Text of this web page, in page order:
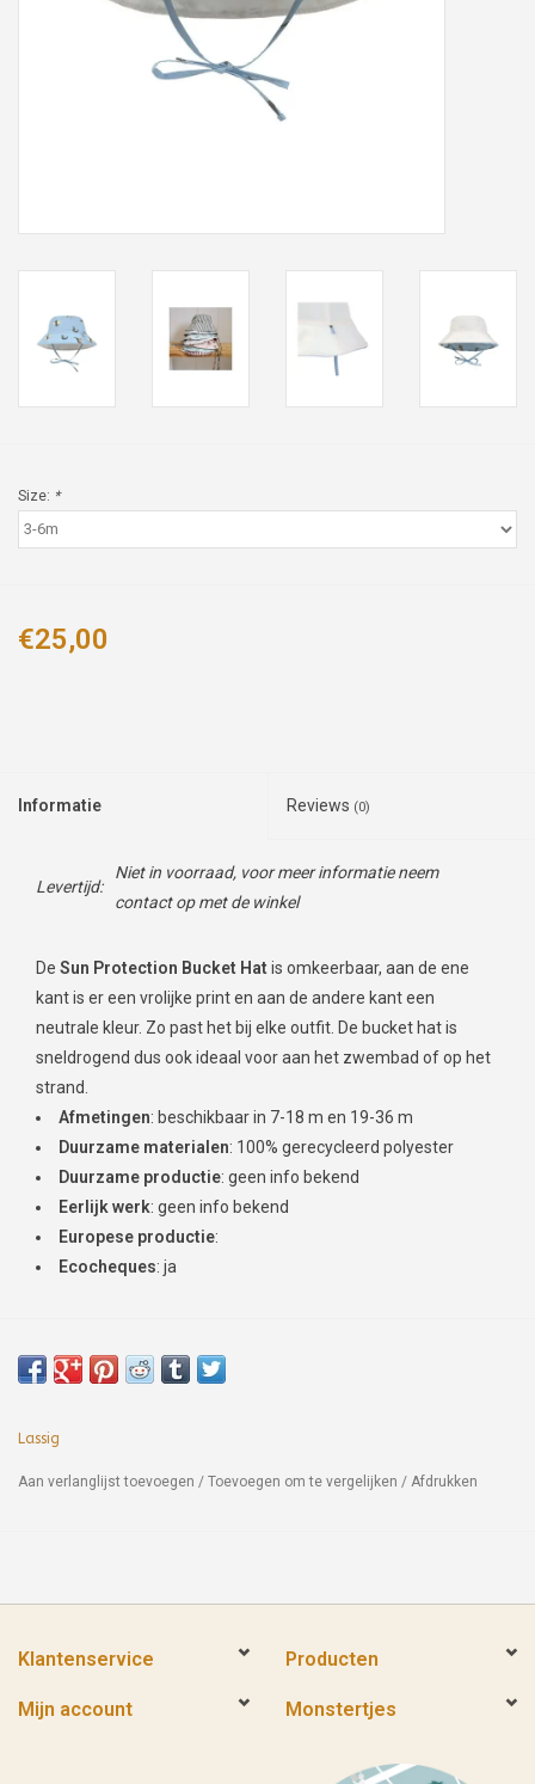
Size: *
€25,00
Informatie Reviews (0)
Levertijd:
Niet in voorraad, voor meer informatie neem
contact op met de winkel
De Sun Protection Bucket Hat is omkeerbaar, aan de ene
kant is er een vrolijke print en aan de andere kant een
neutrale kleur. Zo past het bij elke outfit. De bucket hat is
sneldrogend dus ook ideaal voor aan het zwembad of op het
strand.
Afmetingen: beschikbaar in 7-18 m en 19-36 m
Duurzame materialen: 100% gerecycleerd polyester
Duurzame productie: geen info bekend
Eerlijk werk: geen info bekend
Europese productie:
Ecocheques: ja
Lassig
Aan verlanglijst toevoegen / Toevoegen om te vergelijken / Afdrukken
Klantenservice Producten
Mijn account Monstertjes